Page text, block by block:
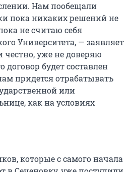
Нам пообещали
пока никаких решений не
не считаю себя
Университета, — заявляет
честно, уже не доверяю
договор будет составлен
придется отрабатывать
или
как на условиях
которые с самого начала